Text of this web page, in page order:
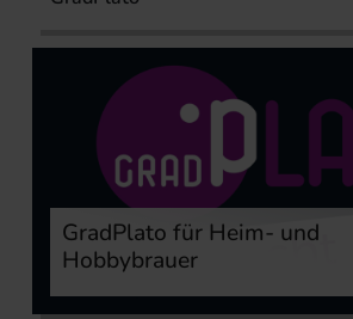
GradPlato für Heim- und
Hobbybrauer